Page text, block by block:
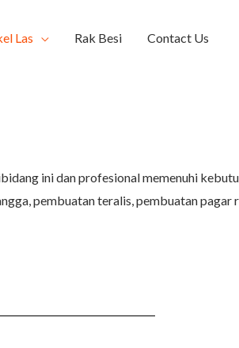
Las Rak Besi Contact Us
ini dan profesional memenuhi
pembuatan teralis, pembuatan pagar